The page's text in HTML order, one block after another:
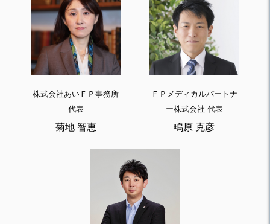
株式会社あいＦＰ事務所
代表
菊地 智恵
ＦＰメディカルパートナ
ー株式会社 代表
鴫原 克彦